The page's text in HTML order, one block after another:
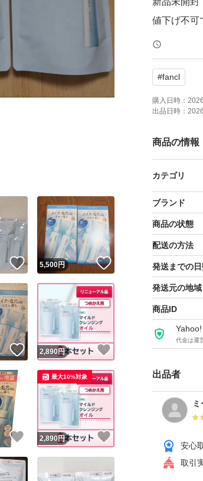
値下げ不可
#fancl
購入日時：
出品日時：
商品の情報
カテゴリ
ブランド
商品の状態
配送の方法
発送までの
発送元の地域
商品ID
代金は運
出品者
安心
取引
いいね！
5,500円
いいね！
2,890円
いいね！
2,890円
最大10%対象